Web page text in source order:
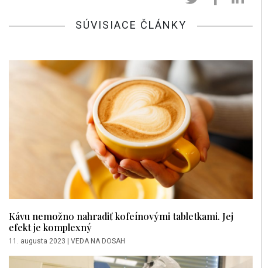
SÚVISIACE ČLÁNKY
Kávu nemožno nahradiť kofeínovými tabletkami. Jej
efekt je komplexný
11. augusta 2023 | VEDA NA DOSAH